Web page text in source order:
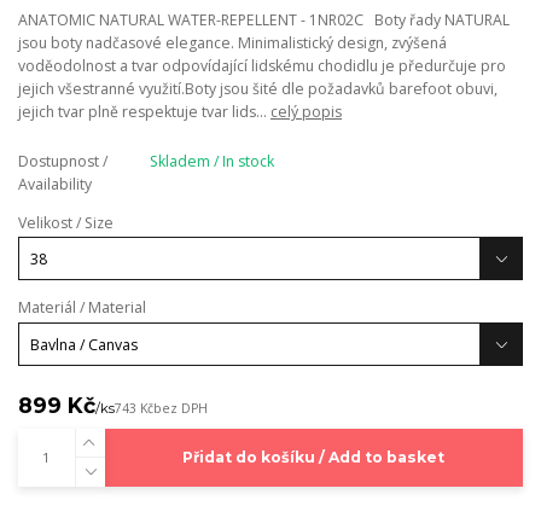
ANATOMIC NATURAL WATER-REPELLENT - 1NR02C Boty řady NATURAL
jsou boty nadčasové elegance. Minimalistický design, zvýšená
voděodolnost a tvar odpovídající lidskému chodidlu je předurčuje pro
jejich všestranné využití.Boty jsou šité dle požadavků barefoot obuvi,
jejich tvar plně respektuje tvar lids... celý popis
Dostupnost /
Availability
Skladem / In stock
Velikost / Size
Materiál / Material
899 Kč/ks743 Kčbez DPH
Přidat do košíku / Add to basket